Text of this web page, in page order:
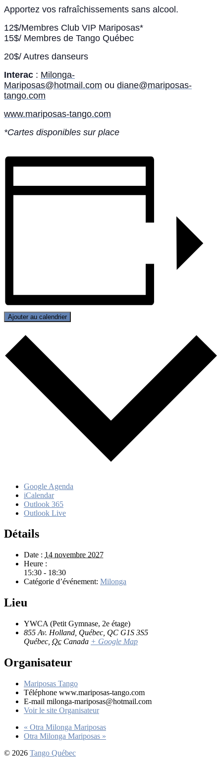
Apportez vos rafraîchissements sans alcool.
12$/Membres Club VIP Mariposas*
15$/ Membres de Tango Québec
20$/ Autres danseurs
Interac : Milonga-
Mariposas@hotmail.com ou diane@mariposas-
tango.com
www.mariposas-tango.com
*Cartes disponibles sur place
Ajouter au calendrier
Google Agenda
iCalendar
Outlook 365
Outlook Live
Détails
Date : 14 novembre 2027
Heure :
15:30 - 18:30
Catégorie d’événement: Milonga
Lieu
YWCA (Petit Gymnase, 2e étage)
855 Av. Holland, Québec, QC G1S 3S5
Québec Qc Canada + Google Map
Organisateur
Mariposas Tango
Téléphone www.mariposas-tango.com
E-mail milonga-mariposas@hotmail.com
Voir le site Organisateur
« Otra Milonga Mariposas
Otra Milonga Mariposas »
© 2026 Tango Québec